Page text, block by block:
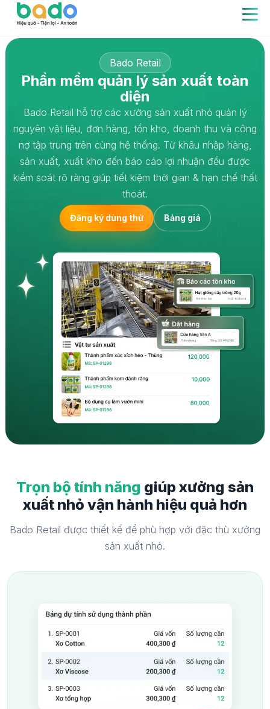
Bado Retail
Phần mềm quản lý sản xuất toàn
diện
Bado Retail hỗ trợ các xưởng sản xuất nhỏ quản lý
nguyên vật liệu, đơn hàng, tồn kho, doanh thu và công
nợ tập trung trên cùng hệ thống. Từ khâu nhập hàng,
sản xuất, xuất kho đến báo cáo lợi nhuận đều được
kiểm soát rõ ràng giúp tiết kiệm thời gian & hạn chế thất
thoát.
Đăng ký dùng thử Bảng giá
Trọn bộ tính năng giúp xưởng sản
xuất nhỏ vận hành hiệu quả hơn
Bado Retail được thiết kế để phù hợp với đặc thù xưởng
sản xuất nhỏ.